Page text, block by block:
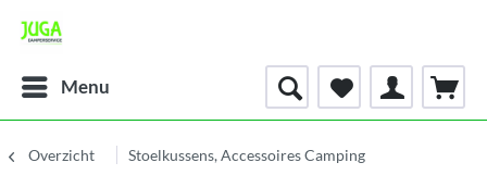
Menu
Overzicht Stoelkussens, Accessoires Camping